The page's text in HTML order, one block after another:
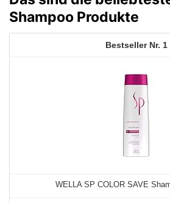
Shampoo Produkte
1
WELLA SP COLOR SAVE